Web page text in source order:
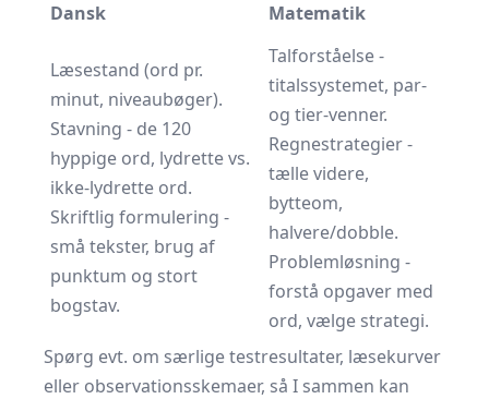
Dansk
Matematik
Læsestand (ord pr.
minut, niveaubøger).
Stavning - de 120
hyppige ord, lydrette vs.
ikke-lydrette ord.
Skriftlig formulering -
små tekster, brug af
punktum og stort
bogstav.
Talforståelse -
titalssystemet, par-
og tier-venner.
Regnestrategier -
tælle videre,
bytteom,
halvere/dobble.
Problemløsning -
forstå opgaver med
ord, vælge strategi.
Spørg evt. om særlige testresultater, læsekurver
eller observationsskemaer, så I sammen kan